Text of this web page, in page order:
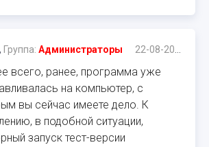
Группа: Администраторы 22-08-2016, 09:55
всего, ранее, программа уже
на компьютер, с
вы сейчас имеете дело. К
в подобной ситуации,
запуск тест-версии